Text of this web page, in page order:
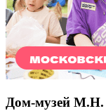
Дом-музей М.Н.